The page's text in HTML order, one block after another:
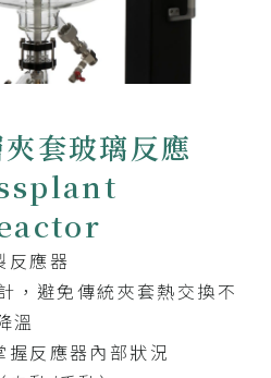
套玻璃反應
反應器
避免傳統夾套熱交換不
溫
反應器內部狀況